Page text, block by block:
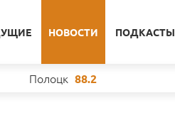
НОВОСТИ ПОДКАСТЫ
Полоцк 88.2